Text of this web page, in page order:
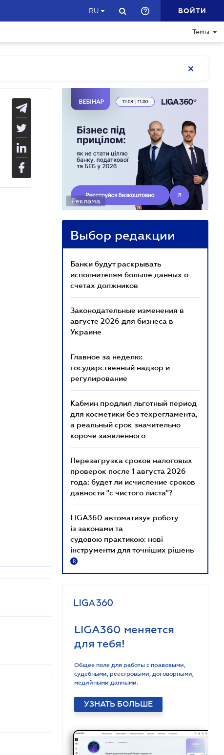
RU ВОЙТИ
Темы
Реклама
Выбор редакции
Банки будут раскрывать
исполнителям больше данных о
счетах должников
Законодательные изменения в
августе 2026 для бизнеса в
Украине
Главное за неделю:
государственный надзор и
регулирование
Кабмин продлил льготный период
для косметики без техрегламента,
а реальный срок значительно
короче заявленного
Перезагрузка сроков налоговых
проверок после 1 августа 2026
года: будет ли исчисление сроков
давности "с чистого листа"?
LIGA360 автоматизує роботу
із законами та
судовою практикою: нові
інструменти для точніших рішень
R
LIGA360 меняется
для тебя!
Общее поле для работы с правовыми,
судебными, реестровыми, договорными,
медийными данными.
УЗНАТЬ БОЛЬШЕ